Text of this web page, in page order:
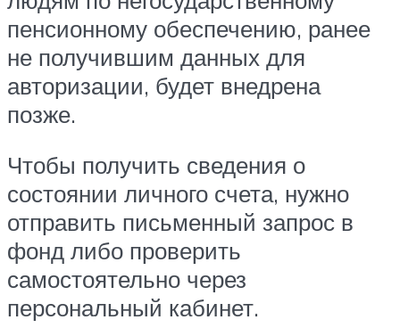
пенсионному обеспечению, ранее
не получившим данных для
авторизации, будет внедрена
позже.
Чтобы получить сведения о
состоянии личного счета, нужно
отправить письменный запрос в
фонд либо проверить
самостоятельно через
персональный кабинет.